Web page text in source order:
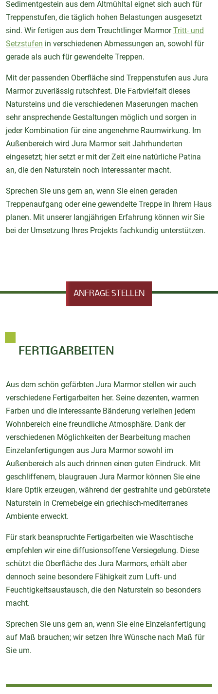
Sedimentgestein aus dem Altmühltal eignet sich auch für
Treppenstufen, die täglich hohen Belastungen ausgesetzt
sind. Wir fertigen aus dem Treuchtlinger MarmorTritt- und
Setzstufen in verschiedenen Abmessungen an, sowohl für
gerade als auch für gewendelte Treppen.
Mit der passenden Oberfläche sind Treppenstufen aus Jura
Marmor zuverlässig rutschfest. Die Farbvielfalt dieses
Natursteins und die verschiedenen Maserungen machen
sehr ansprechende Gestaltungen möglich und sorgen in
jeder Kombination für eine angenehme Raumwirkung. Im
Außenbereich wird Jura Marmor seit Jahrhunderten
eingesetzt; hier setzt er mit der Zeit eine natürliche Patina
an, die den Naturstein noch interessanter macht.
Sprechen Sie uns gern an, wenn Sie einen geraden
Treppenaufgang oder eine gewendelte Treppe in Ihrem Haus
planen. Mit unserer langjährigen Erfahrung können wir Sie
bei der Umsetzung Ihres Projekts fachkundig unterstützen.
ANFRAGE STELLEN
FERTIGARBEITEN
Aus dem schön gefärbten Jura Marmor stellen wir auch
verschiedene Fertigarbeiten her. Seine dezenten, warmen
Farben und die interessante Bänderung verleihen jedem
Wohnbereich eine freundliche Atmosphäre. Dank der
verschiedenen Möglichkeiten der Bearbeitung machen
Einzelanfertigungen aus Jura Marmor sowohl im
Außenbereich als auch drinnen einen guten Eindruck. Mit
geschliffenem, blaugrauen Jura Marmor können Sie eine
klare Optik erzeugen, während der gestrahlte und gebürstete
Naturstein in Cremebeige ein griechisch-mediterranes
Ambiente erweckt.
Für stark beanspruchte Fertigarbeiten wie Waschtische
empfehlen wir eine diffusionsoffene Versiegelung. Diese
schützt die Oberfläche des Jura Marmors, erhält aber
dennoch seine besondere Fähigkeit zum Luft- und
Feuchtigkeitsaustausch, die den Naturstein so besonders
macht.
Sprechen Sie uns gern an, wenn Sie eine Einzelanfertigung
auf Maß brauchen; wir setzen Ihre Wünsche nach Maß für
Sie um.